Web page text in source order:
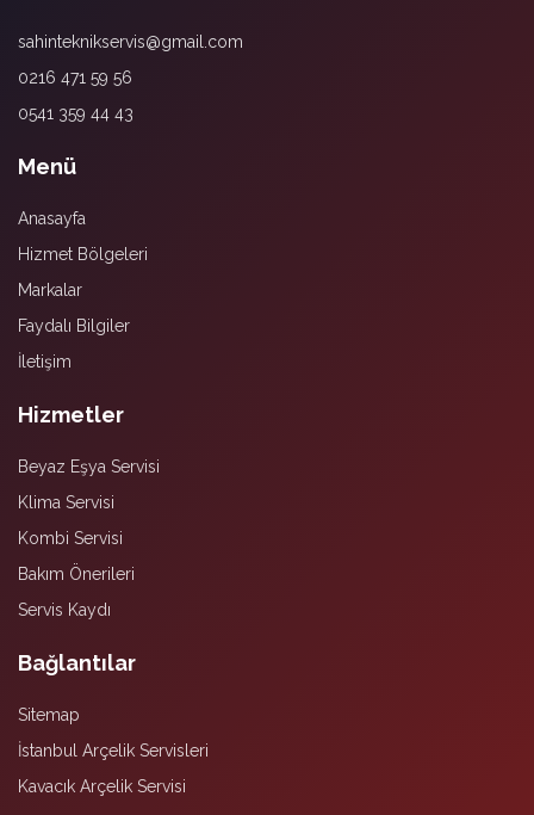
sahinteknikservis@gmail.com
0216 471 59 56
0541 359 44 43
Menü
Anasayfa
Hizmet Bölgeleri
Markalar
Faydalı Bilgiler
İletişim
Hizmetler
Beyaz Eşya Servisi
Klima Servisi
Kombi Servisi
Bakım Önerileri
Servis Kaydı
Bağlantılar
Sitemap
İstanbul Arçelik Servisleri
Kavacık Arçelik Servisi